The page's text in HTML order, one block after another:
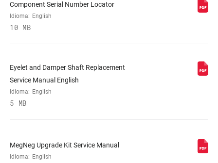
BODY EYELET
Component Serial Number Locator
Idioma: English
10 MB
Eyelet and Damper Shaft Replacement
Service Manual English
Idioma: English
5 MB
MegNeg Upgrade Kit Service Manual
Idioma: English